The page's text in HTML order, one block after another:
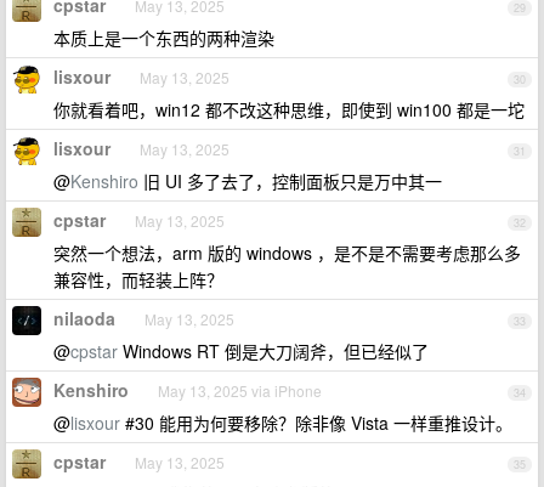
29
May 13, 2025
本质上是一个东西的两种渲染
30
lisxour May 13, 2025
你就看着吧，win12 都不改这种思维，即使到 win100 都是一坨
31
lisxour May 13, 2025
@Kenshiro 旧 UI 多了去了，控制面板只是万中其一
32
cpstar May 13, 2025
突然一个想法，arm 版的 windows ，是不是不需要考虑那么多
兼容性，而轻装上阵？
33
nilaoda May 13, 2025
@cpstar Windows RT 倒是大刀阔斧，但已经似了
34
Kenshiro May 13, 2025 via iPhone
@lisxour #30 能用为何要移除？除非像 Vista 一样重推设计。
35
cpstar May 13, 2025